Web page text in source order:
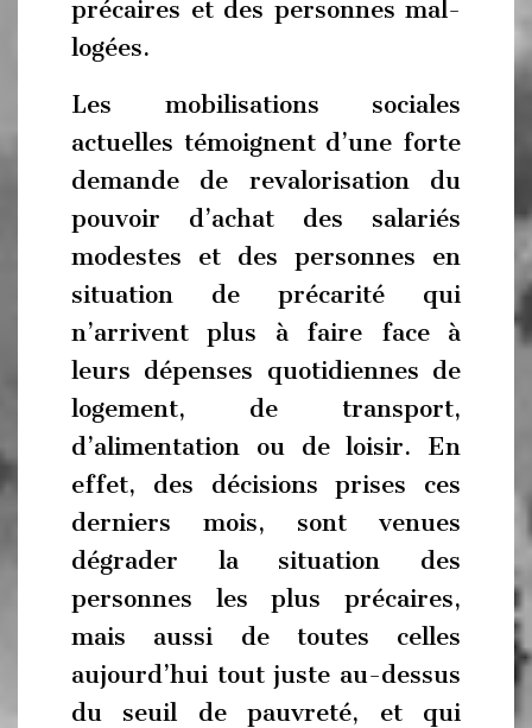
précaires et des personnes mal-
logées.
Les mobilisations sociales
actuelles témoignent d’une forte
demande de revalorisation du
pouvoir d’achat des salariés
modestes et des personnes en
situation de précarité qui
n’arrivent plus à faire face à
leurs dépenses quotidiennes de
logement, de transport,
d’alimentation ou de loisir. En
effet, des décisions prises ces
derniers mois, sont venues
dégrader la situation des
personnes les plus précaires,
mais aussi de toutes celles
aujourd’hui tout juste au-dessus
du seuil de pauvreté, et qui